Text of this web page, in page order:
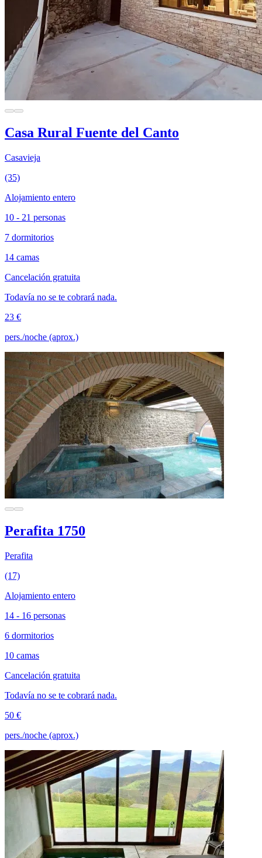
Casa Rural Fuente del Canto
Casavieja
(35)
Alojamiento entero
10 - 21 personas
7 dormitorios
14 camas
Cancelación gratuita
Todavía no se te cobrará nada.
23 €
pers./noche (aprox.)
Perafita 1750
Perafita
(17)
Alojamiento entero
14 - 16 personas
6 dormitorios
10 camas
Cancelación gratuita
Todavía no se te cobrará nada.
50 €
pers./noche (aprox.)